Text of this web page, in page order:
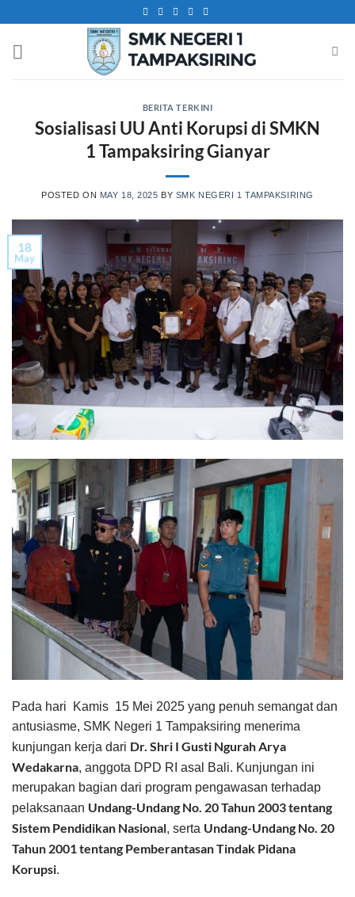
content
BERITA TERKINI
Sosialisasi UU Anti Korupsi di SMKN
1 Tampaksiring Gianyar
POSTED ON MAY 18, 2025 BY SMK NEGERI 1 TAMPAKSIRING
18
May
Pada hari Kamis 15 Mei 2025 yang penuh semangat dan
antusiasme, SMK Negeri 1 Tampaksiring menerima
kunjungan kerja dari Dr. Shri I Gusti Ngurah Arya
Wedakarna, anggota DPD RI asal Bali. Kunjungan ini
merupakan bagian dari program pengawasan terhadap
pelaksanaan Undang-Undang No. 20 Tahun 2003 tentang
Sistem Pendidikan Nasional, serta Undang-Undang No. 20
Tahun 2001 tentang Pemberantasan Tindak Pidana
Korupsi.